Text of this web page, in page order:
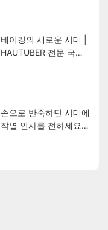
베이킹의 새로운 시대 |
HAUTUBER 전문 국수
손으로 반죽하던 시대에
작별 인사를 전하세요 |